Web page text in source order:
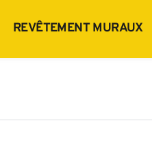
REVÊTEMENT MURAUX